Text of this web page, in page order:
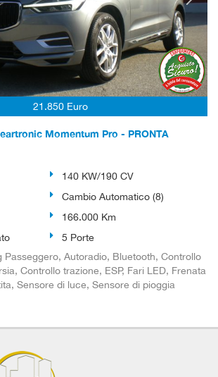
21.850 Euro
Momentum Pro - PRONTA
140 KW/190 CV
Cambio Automatico (8)
166.000 Km
5 Porte
Passeggero, Autoradio, Bluetooth, Controllo
Controllo trazione, ESP, Fari LED, Frenata
Sensore di luce, Sensore di pioggia